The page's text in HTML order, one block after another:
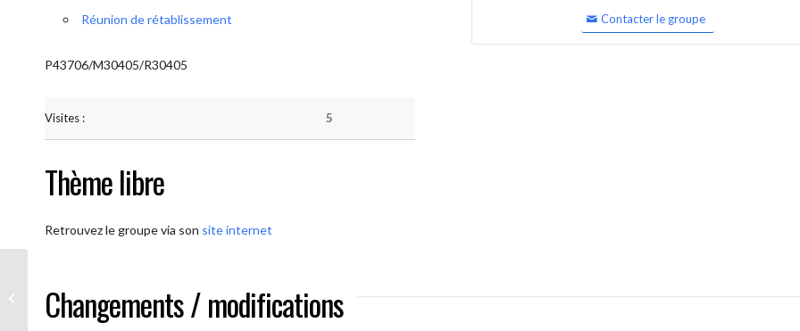
Réunion de rétablissement
P43706/M30405/R30405
Visites : 5
Contacter le groupe
Thème libre
Retrouvez le groupe via son site internet
Changements / modifications
AA-UNITE.BE (Méditation)